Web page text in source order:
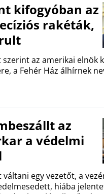
kifogyóban az
rakéták,
az amerikai elnök
a Fehér Ház álhírnek
az
a védelmi
váltani egy vezetőt, a
hiába